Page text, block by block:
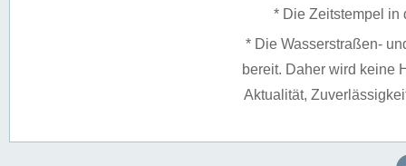
* Die Zeitstempel in
* Die Wasserstraßen-
bereit. Daher wird keine
Aktualität,